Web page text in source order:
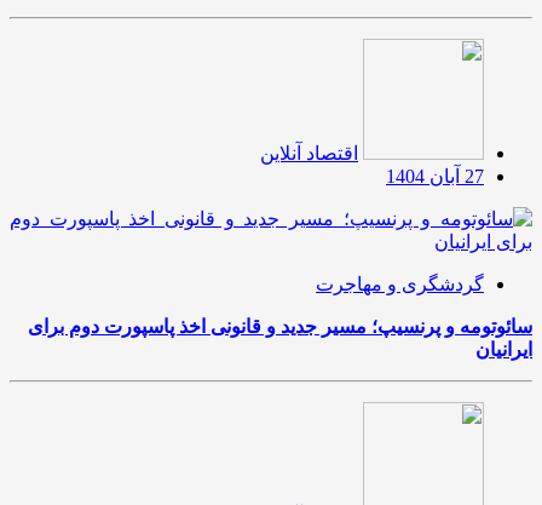
اقتصاد آنلاین
27 آبان 1404
گردشگری و مهاجرت
سائوتومه و پرنسیپ؛ مسیر جدید و قانونی اخذ پاسپورت دوم برای
ایرانیان